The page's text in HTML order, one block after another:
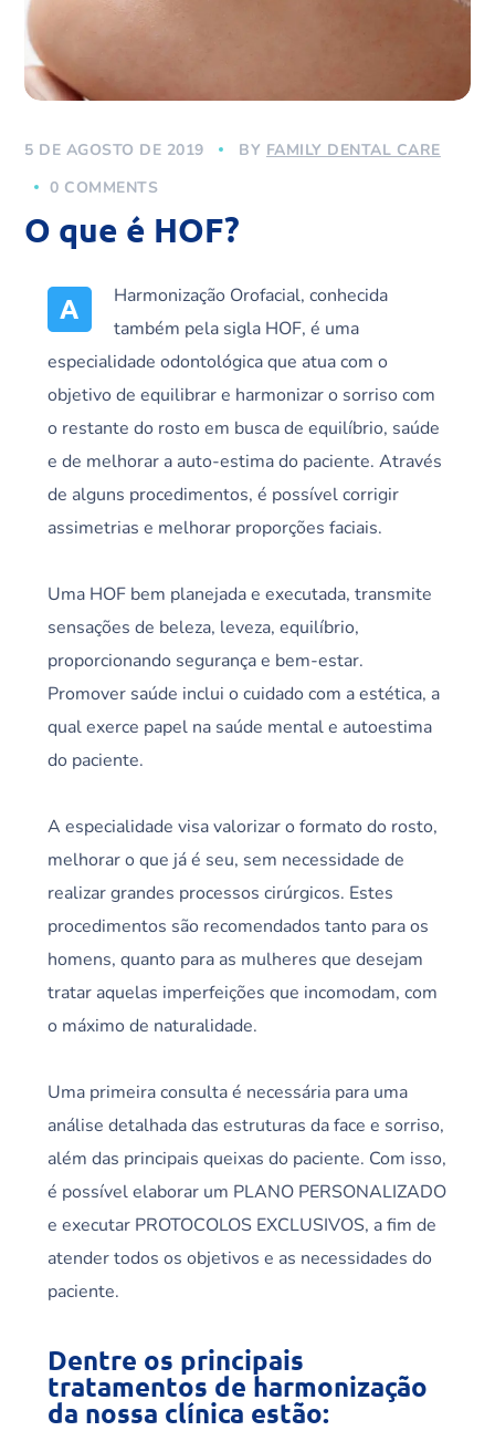
5 DE AGOSTO DE 2019 BY FAMILY DENTAL CARE
0 COMMENTS
O que é HOF?
A
Harmonização Orofacial, conhecida
também pela sigla HOF, é uma
especialidade odontológica que atua com o
objetivo de equilibrar e harmonizar o sorriso com
o restante do rosto em busca de equilíbrio, saúde
e de melhorar a auto-estima do paciente. Através
de alguns procedimentos, é possível corrigir
assimetrias e melhorar proporções faciais.
Uma HOF bem planejada e executada, transmite
sensações de beleza, leveza, equilíbrio,
proporcionando segurança e bem-estar.
Promover saúde inclui o cuidado com a estética, a
qual exerce papel na saúde mental e autoestima
do paciente.
A especialidade visa valorizar o formato do rosto,
melhorar o que já é seu, sem necessidade de
realizar grandes processos cirúrgicos. Estes
procedimentos são recomendados tanto para os
homens, quanto para as mulheres que desejam
tratar aquelas imperfeições que incomodam, com
o máximo de naturalidade.
Uma primeira consulta é necessária para uma
análise detalhada das estruturas da face e sorriso,
além das principais queixas do paciente. Com isso,
é possível elaborar um PLANO PERSONALIZADO
e executar PROTOCOLOS EXCLUSIVOS, a fim de
atender todos os objetivos e as necessidades do
paciente.
Dentre os principais
tratamentos de harmonização
da nossa clínica estão: